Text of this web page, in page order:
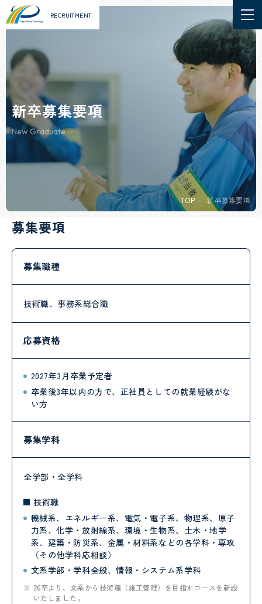
RECRUITMENT
新卒募集要項
New Graduate
TOP 新卒募集要項
募集要項
募集職種
技術職、事務系総合職
応募資格
2027年3月卒業予定者
卒業後3年以内の方で、正社員としての就業経験がな
い方
募集学科
全学部・全学科
技術職
機械系、エネルギー系、電気・電子系、物理系、原子
力系、化学・放射線系、環境・生物系、土木・地学
系、建築・防災系、金属・材料系などの各学科・専攻
（その他学科応相談）
文系学部・学科全般、情報・システム系学科
26卒より、文系から技術職（施工管理）を目指すコースを新設
いたしました。